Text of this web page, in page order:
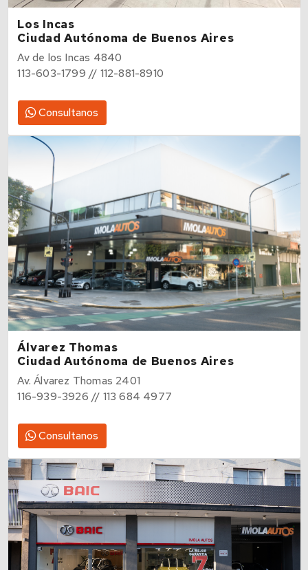
Los Incas
Ciudad Autónoma de Buenos Aires
Av de los Incas 4840
113-603-1799 // 112-881-8910
Consultanos
Álvarez Thomas
Ciudad Autónoma de Buenos Aires
Av. Álvarez Thomas 2401
116-939-3926 // 113 684 4977
Consultanos